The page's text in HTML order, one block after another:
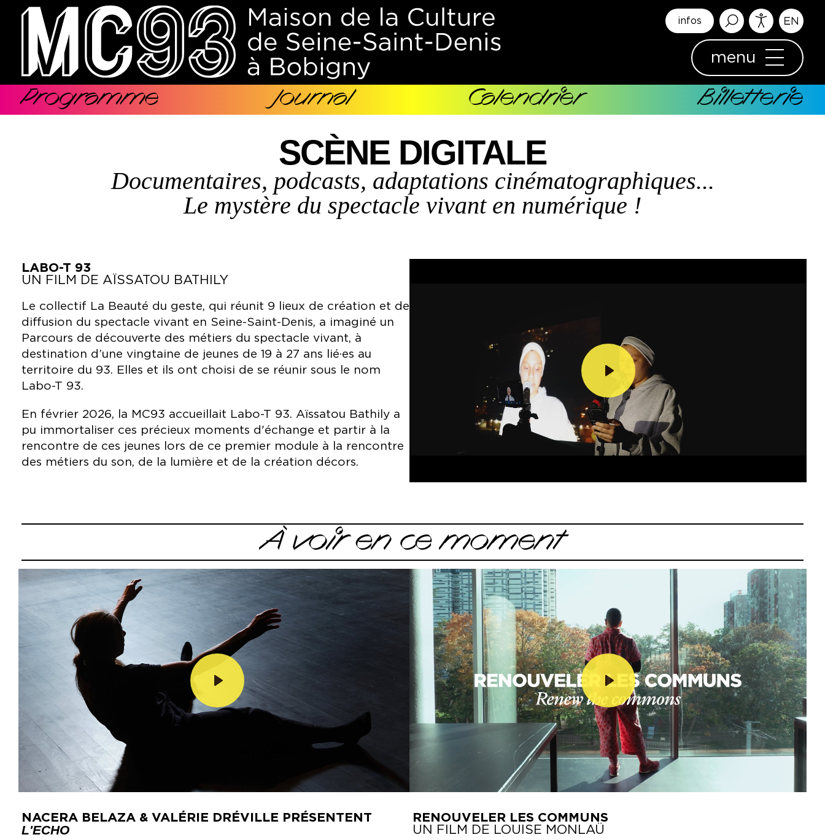
principal
infos
menu
Navigation
Programme Journal Calendrier Billetterie
SCÈNE DIGITALE
Documentaires, podcasts, adaptations cinématographiques...
Le mystère du spectacle vivant en numérique !
LABO-T 93
UN FILM DE AÏSSATOU BATHILY
Le collectif La Beauté du geste, qui réunit 9 lieux de création et de
diffusion du spectacle vivant en Seine-Saint-Denis, a imaginé un
Parcours de découverte des métiers du spectacle vivant, à
destination d’une vingtaine de jeunes de 19 à 27 ans lié·es au
territoire du 93. Elles et ils ont choisi de se réunir sous le nom
Labo-T 93.
En février 2026, la MC93 accueillait Labo-T 93. Aïssatou Bathily a
pu immortaliser ces précieux moments d'échange et partir à la
rencontre de ces jeunes lors de ce premier module à la rencontre
des métiers du son, de la lumière et de la création décors.
Lecture
À voir en ce moment
Lecture
NACERA BELAZA & VALÉRIE DRÉVILLE PRÉSENTENT
L'ECHO
Lecture
RENOUVELER LES COMMUNS
UN FILM DE LOUISE MONLAÜ